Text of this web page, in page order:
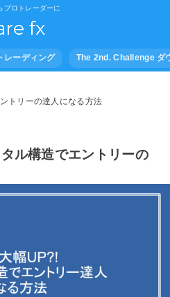
プロトレーダーに
ーディング The 2nd. Challenge ダ
トリーの達人になる方法
ル構造でエントリーの